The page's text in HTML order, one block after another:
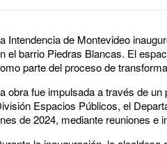
Intendencia de Montevideo
el barrio Piedras Blancas. El
parte del proceso de
obra fue impulsada a través de
Espacios Públicos, el
de 2024, mediante reuniones e